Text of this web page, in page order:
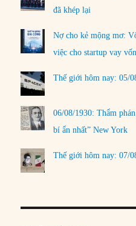
đã khép lại
Nợ cho kẻ mộng mơ:
việc cho startup vay vốn
Thế giới hôm nay: 05/
06/08/1930: Thẩm
bí ẩn nhất” New York
Thế giới hôm nay: 07/